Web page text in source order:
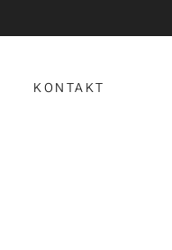
KONTAKT